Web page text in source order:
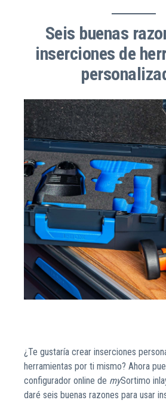
Seis buenas
inserciones de
¿Te gustaría crear inserciones
herramientas por ti mismo? Ahora
configurador online de mySortimo
daré seis buenas razones para usar